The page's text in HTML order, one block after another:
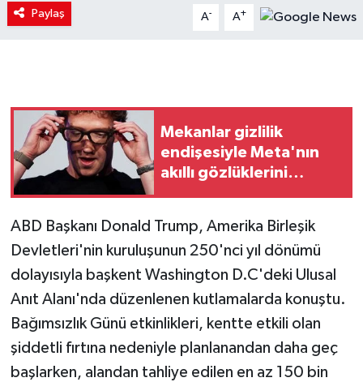
Paylaş A- A+
Mekanlar gizlilik
endişesiyle Meta'nın
akıllı gözlüklerini
ABD Başkanı Donald Trump, Amerika Birleşik
Devletleri'nin kuruluşunun 250'nci yıl dönümü
dolayısıyla başkent Washington D.C'deki Ulusal
Anıt Alanı'nda düzenlenen kutlamalarda konuştu.
Bağımsızlık Günü etkinlikleri, kentte etkili olan
şiddetli fırtına nedeniyle planlanandan daha geç
başlarken, alandan tahliye edilen en az 150 bin